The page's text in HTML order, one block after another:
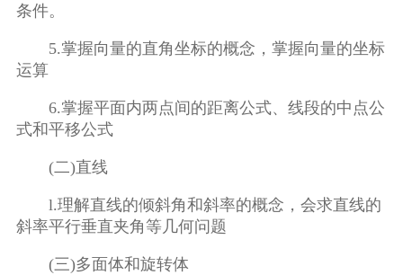
条件。
5.掌握向量的直角坐标的概念，掌握向量的坐标
运算
6.掌握平面内两点间的距离公式、线段的中点公
式和平移公式
(二)直线
l.理解直线的倾斜角和斜率的概念，会求直线的
斜率平行垂直夹角等几何问题
(三)多面体和旋转体